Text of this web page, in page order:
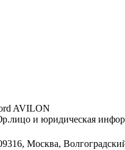
AVILON
и юридическая
Москва,